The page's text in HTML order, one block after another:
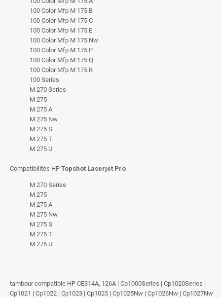
100 Color Mfp M 175 B
100 Color Mfp M 175 C
100 Color Mfp M 175 E
100 Color Mfp M 175 Nw
100 Color Mfp M 175 P
100 Color Mfp M 175 Q
100 Color Mfp M 175 R
100 Series
M 270 Series
M 275
M 275 A
M 275 Nw
M 275 S
M 275 T
M 275 U
Compatibilités HP Topshot Laserjet Pro
M 270 Series
M 275
M 275 A
M 275 Nw
M 275 S
M 275 T
M 275 U
tambour compatible HP CE314A, 126A | Cp1000Series | Cp1020Series |
Cp1021 | Cp1022 | Cp1023 | Cp1025 | Cp1025Nw | Cp1026Nw | Cp1027Nw